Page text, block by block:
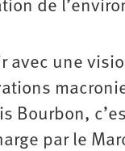
de
avec une
Bourbon,
par le